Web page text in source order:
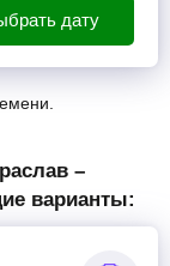
дату
варианты: